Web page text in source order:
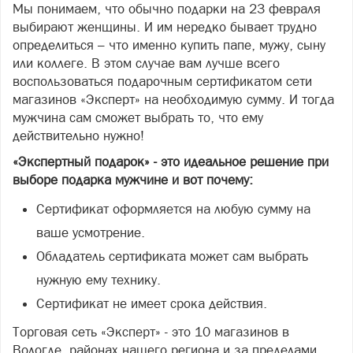
Мы понимаем, что обычно подарки на 23 февраля
выбирают женщины. И им нередко бывает трудно
определиться – что именно купить папе, мужу, сыну
или коллеге. В этом случае вам лучше всего
воспользоваться подарочным сертификатом сети
магазинов «Эксперт» на необходимую сумму. И тогда
мужчина сам сможет выбрать то, что ему
действительно нужно!
«Экспертный подарок» - это идеальное решение при
выборе подарка мужчине и вот почему:
Сертификат оформляется на любую сумму на
ваше усмотрение.
Обладатель сертификата может сам выбрать
нужную ему технику.
Сертификат не имеет срока действия.
Торговая сеть «Эксперт» - это 10 магазинов в
Вологде, районах нашего региона и за пределами